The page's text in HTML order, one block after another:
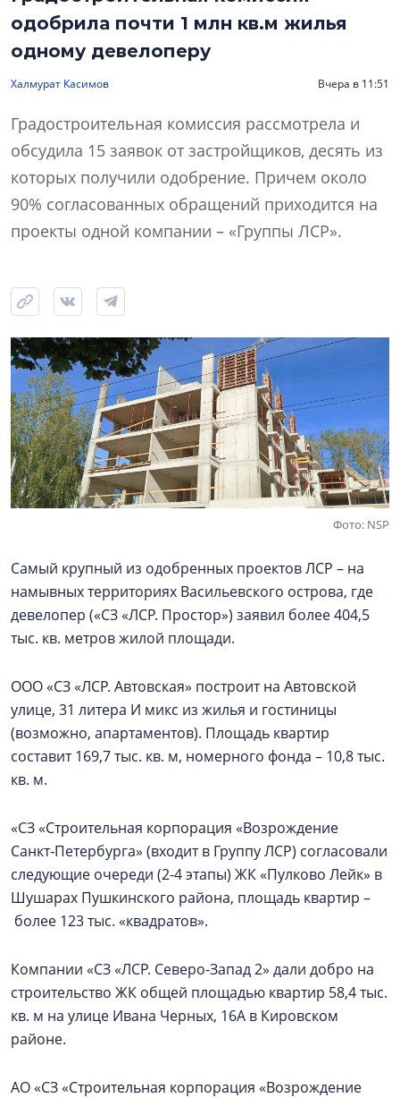
одобрила почти 1 млн кв.м жилья
одному девелоперу
Халмурат Касимов Вчера в 11:51
Градостроительная комиссия рассмотрела и
обсудила 15 заявок от застройщиков, десять из
которых получили одобрение. Причем около
90% согласованных обращений приходится на
проекты одной компании – «Группы ЛСР».
Фото: NSP
Самый крупный из одобренных проектов ЛСР – на
намывных территориях Васильевского острова, где
девелопер («СЗ «ЛСР. Простор») заявил более 404,5
тыс. кв. метров жилой площади.
ООО «СЗ «ЛСР. Автовская» построит на Автовской
улице, 31 литера И микс из жилья и гостиницы
(возможно, апартаментов). Площадь квартир
составит 169,7 тыс. кв. м, номерного фонда – 10,8 тыс.
кв. м.
«СЗ «Строительная корпорация «Возрождение
Санкт‑Петербурга» (входит в Группу ЛСР) согласовали
следующие очереди (2-4 этапы) ЖК «Пулково Лейк» в
Шушарах Пушкинского района, площадь квартир –
более 123 тыс. «квадратов».
Компании «СЗ «ЛСР. Северо-Запад 2» дали добро на
строительство ЖК общей площадью квартир 58,4 тыс.
кв. м на улице Ивана Черных, 16А в Кировском
районе.
АО «СЗ «Строительная корпорация «Возрождение